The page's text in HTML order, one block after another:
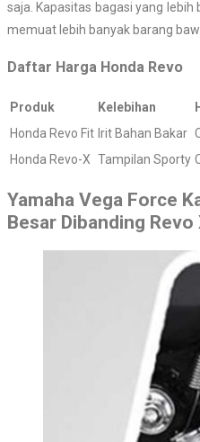
saja. Kapasitas bagasi yang
memuat lebih banyak barang
Daftar Harga Honda Revo
Produk Kelebihan
Honda Revo Fit Irit Bahan Bakar
Honda Revo-X Tampilan Sporty
Yamaha Vega Force
Besar Dibanding Revo